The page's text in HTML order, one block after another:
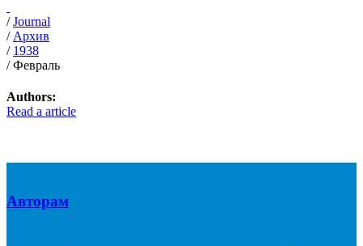
/Journal
/ Архив
/ 1938
/Февраль
Authors:
Read a article
Авторам